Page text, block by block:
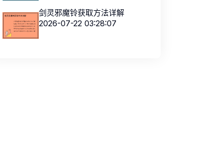
剑灵邪魔铃获取方法详解
2026-07-22 03:28:07